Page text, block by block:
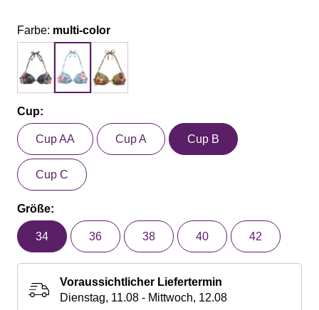
Farbe: multi-color
Cup:
Cup AA Cup A Cup B
Cup C
Größe:
34 36 38 40 42
Voraussichtlicher Liefertermin
Dienstag, 11.08 - Mittwoch, 12.08